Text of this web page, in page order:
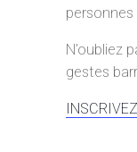
N’oubliez
gestes